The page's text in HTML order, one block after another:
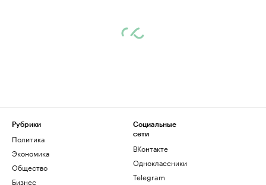
Рубрики
Политика
Экономика
Общество
Бизнес
Социальные
сети
ВКонтакте
Одноклассники
Telegram